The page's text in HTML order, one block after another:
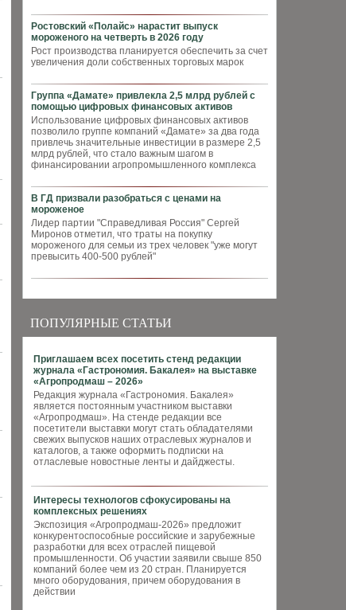
Ростовский «Полайс» нарастит выпуск
мороженого на четверть в 2026 году
Рост производства планируется обеспечить за счет
увеличения доли собственных торговых марок
Группа «Дамате» привлекла 2,5 млрд рублей с
помощью цифровых финансовых активов
Использование цифровых финансовых активов
позволило группе компаний «Дамате» за два года
привлечь значительные инвестиции в размере 2,5
млрд рублей, что стало важным шагом в
финансировании агропромышленного комплекса
В ГД призвали разобраться с ценами на
мороженое
Лидер партии "Справедливая Россия" Сергей
Миронов отметил, что траты на покупку
мороженого для семьи из трех человек "уже могут
превысить 400-500 рублей"
ПОПУЛЯРНЫЕ СТАТЬИ
Приглашаем всех посетить стенд редакции
журнала «Гастрономия. Бакалея» на выставке
«Агропродмаш – 2026»
Редакция журнала «Гастрономия. Бакалея»
является постоянным участником выставки
«Агропродмаш». На стенде редакции все
посетители выставки могут стать обладателями
свежих выпусков наших отраслевых журналов и
каталогов, а также оформить подписки на
отласлевые новостные ленты и дайджесты.
Интересы технологов сфокусированы на
комплексных решениях
Экспозиция «Агропродмаш-2026» предложит
конкурентоспособные российские и зарубежные
разработки для всех отраслей пищевой
промышленности. Об участии заявили свыше 850
компаний более чем из 20 стран. Планируется
много оборудования, причем оборудования в
действии